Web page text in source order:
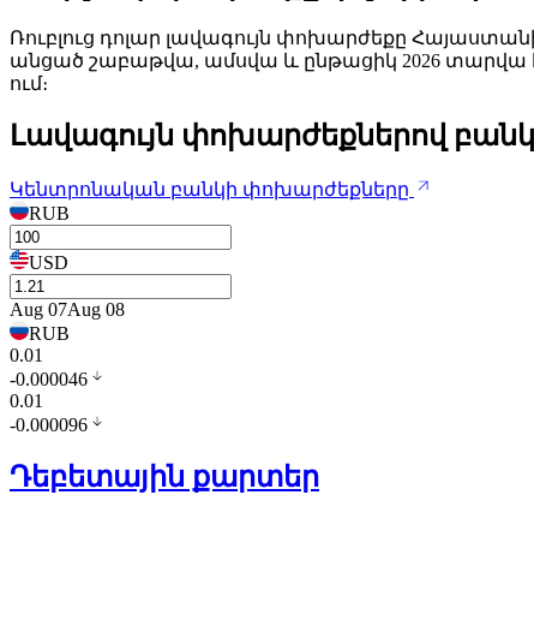
Ռուբլուց դոլար լավագույն փոխարժեքը
անցած շաբաթվա, ամսվա և ընթացիկ 2026 տարվա
ում։
Լավագույն փոխարժեքներով
Կենտրոնական բանկի փոխարժեքները
RUB
USD
Aug 07Aug 08
RUB
0.01
-0.000046
0.01
-0.000096
Դեբետային քարտեր